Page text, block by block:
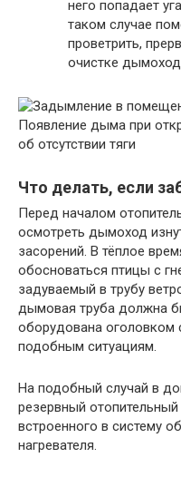
него попадает
таком случае
проветрить,
очистке
Появление дыма при
об отсутствии тяги
Что делать, если
Перед началом
осмотреть дымоход
засорений. В тёплое
обосноваться птицы с
задуваемый в трубу
дымовая труба должна
оборудована оголовком
подобным ситуациям.
На подобный случай в
резервный
встроенного в систему
нагревателя.